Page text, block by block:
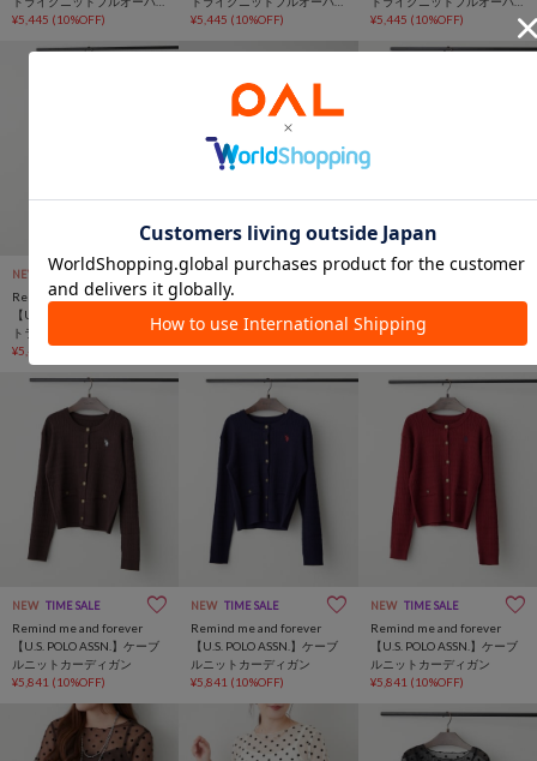
ー
¥5,445 (10%OFF)
ー
¥5,445 (10%OFF)
ー
¥5,445 (10%OFF)
NEW TIME SALE
Remind me and forever
【U.S. POLO ASSN.】スエッ
トライクニットプルオーバ
ー
¥5,445 (10%OFF)
NEW TIME SALE
Remind me and forever
【U.S. POLO ASSN.】ケーブ
ルニットカーディガン
¥5,841(10%OFF)
NEW TIME SALE
【U.S. POLO ASSN.】ケーブ
ルニットカーディガン
¥5,841(10%OFF)
NEW TIME SALE
Remind me and forever
【U.S. POLO ASSN.】ケーブ
ルニットカーディガン
¥5,841 (10%OFF)
NEW TIME SALE
Remind me and forever
【U.S. POLO ASSN.】ケーブ
ルニットカーディガン
¥5,841 (10%OFF)
NEW TIME SALE
Remind me and forever
【U.S. POLO ASSN.】ケーブ
ルニットカーディガン
¥5,841 (10%OFF)